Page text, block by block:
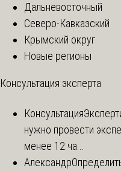
Дальневосточный
Северо-Кавказский
Крымский округ
Новые регионы
Консультация эксперта
Консультация
нужно провести
менее 12 ча...
Александр